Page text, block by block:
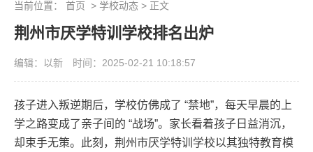
当前位置： 首页 > 学校动态 > 正文
荆州市厌学特训学校排名出炉
编辑：以新 时间：2025-02-21 10:18:57
孩子进入叛逆期后，学校仿佛成了 “禁地”，每天早晨的上
学之路变成了亲子间的 “战场”。家长看着孩子日益消沉，
却束手无策。此刻，荆州市厌学特训学校以其独特教育模